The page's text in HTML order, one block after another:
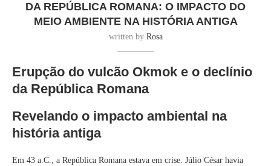
DA REPÚBLICA ROMANA: O IMPACTO DO
MEIO AMBIENTE NA HISTÓRIA ANTIGA
written by Rosa
Erupção do vulcão Okmok e o declínio
da República Romana
Revelando o impacto ambiental na
história antiga
Em 43 a.C., a República Romana estava em crise. Júlio César havia